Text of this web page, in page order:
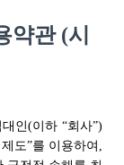
약관 (시
인(이하 “회사”)
도”를 이용하여,